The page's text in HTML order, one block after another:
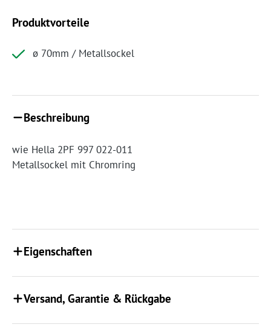
Produktvorteile
ø 70mm / Metallsockel
Beschreibung
wie Hella 2PF 997 022-011
Metallsockel mit Chromring
Eigenschaften
Versand, Garantie & Rückgabe